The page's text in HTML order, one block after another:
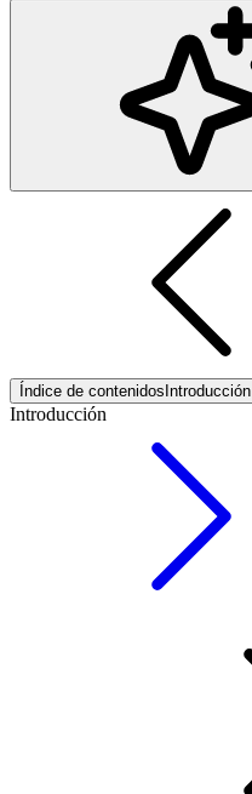
Índice de contenidos Introducción
Introducción